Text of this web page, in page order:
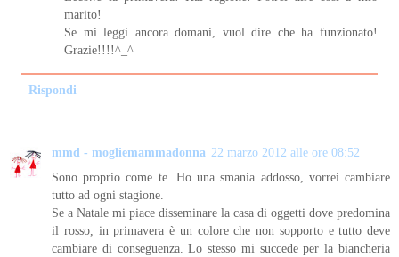
marito!
Se mi leggi ancora domani, vuol dire che ha funzionato!
Grazie!!!!^_^
Rispondi
mmd - mogliemammadonna 22 marzo 2012 alle ore 08:52
Sono proprio come te. Ho una smania addosso, vorrei cambiare
tutto ad ogni stagione.
Se a Natale mi piace disseminare la casa di oggetti dove predomina
il rosso, in primavera è un colore che non sopporto e tutto deve
cambiare di conseguenza. Lo stesso mi succede per la biancheria